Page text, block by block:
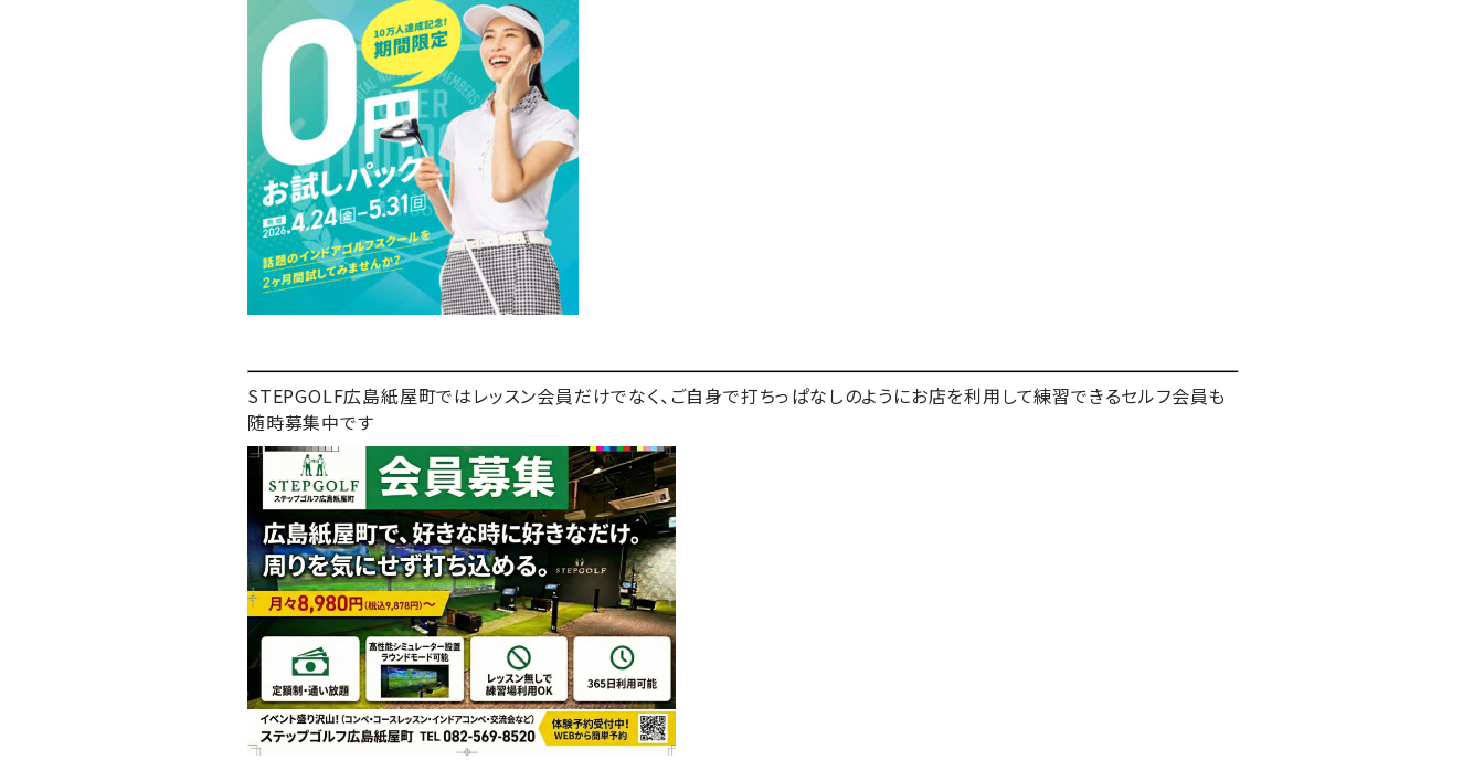
STEPGOLF広島紙屋町ではレッスン会員だけでなく、ご自身で打ちっぱなしのようにお店を利用して練習できるセルフ会員も
随時募集中です